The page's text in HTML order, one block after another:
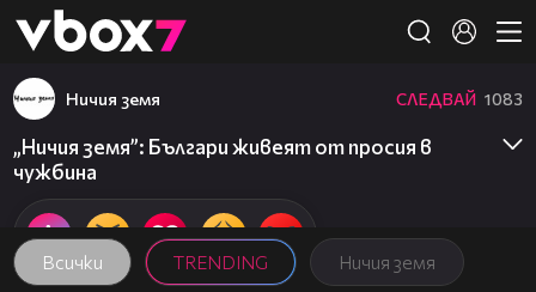
👾
Всички TRENDING Ничия земя
Ничия земя СЛЕДВАЙ 1083
„Ничия земя”: Българи живеят от просия в
чужбина